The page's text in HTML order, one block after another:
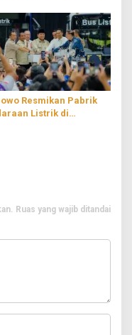
Resmikan Pabrik
Listrik di
Ruas yang wajib ditandai